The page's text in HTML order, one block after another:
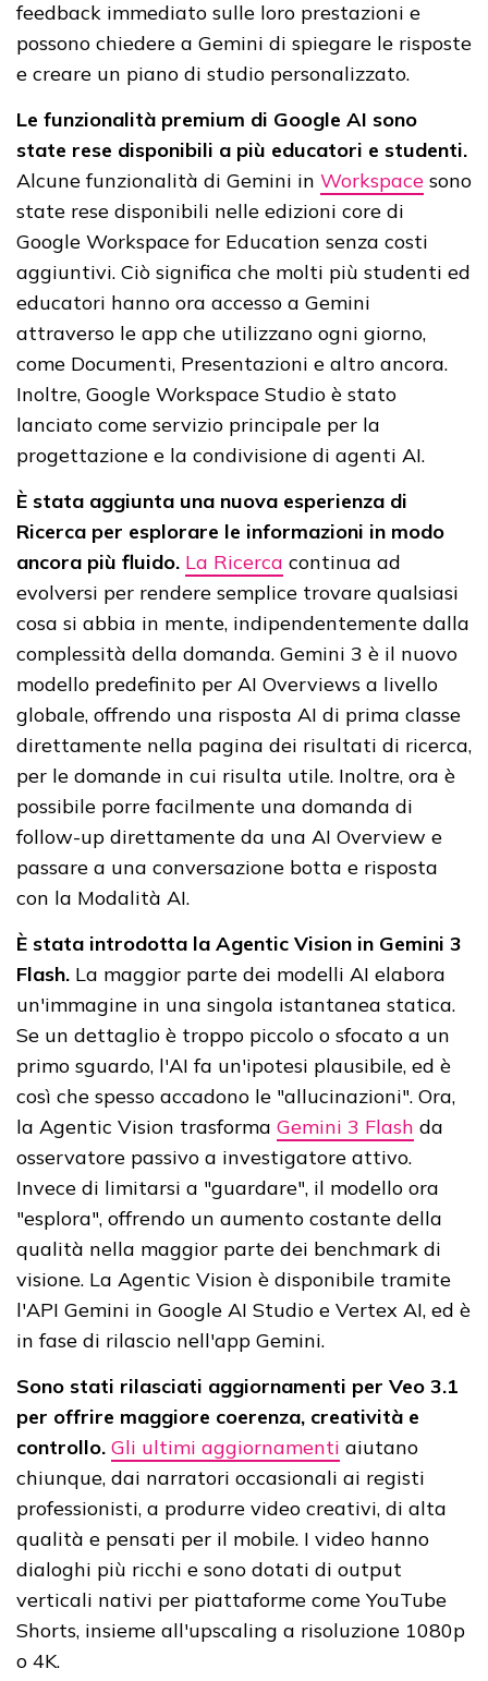
feedback immediato sulle loro prestazioni e
possono chiedere a Gemini di spiegare le risposte
e creare un piano di studio personalizzato.
Le funzionalità premium di Google AI sono
state rese disponibili a più educatori e studenti.
Alcune funzionalità di Gemini in Workspace sono
state rese disponibili nelle edizioni core di
Google Workspace for Education senza costi
aggiuntivi. Ciò significa che molti più studenti ed
educatori hanno ora accesso a Gemini
attraverso le app che utilizzano ogni giorno,
come Documenti, Presentazioni e altro ancora.
Inoltre, Google Workspace Studio è stato
lanciato come servizio principale per la
progettazione e la condivisione di agenti AI.
È stata aggiunta una nuova esperienza di
Ricerca per esplorare le informazioni in modo
ancora più fluido. La Ricerca continua ad
evolversi per rendere semplice trovare qualsiasi
cosa si abbia in mente, indipendentemente dalla
complessità della domanda. Gemini 3 è il nuovo
modello predefinito per AI Overviews a livello
globale, offrendo una risposta AI di prima classe
direttamente nella pagina dei risultati di ricerca,
per le domande in cui risulta utile. Inoltre, ora è
possibile porre facilmente una domanda di
follow-up direttamente da una AI Overview e
passare a una conversazione botta e risposta
con la Modalità AI.
È stata introdotta la Agentic Vision in Gemini 3
Flash. La maggior parte dei modelli AI elabora
un'immagine in una singola istantanea statica.
Se un dettaglio è troppo piccolo o sfocato a un
primo sguardo, l'AI fa un'ipotesi plausibile, ed è
così che spesso accadono le "allucinazioni". Ora,
la Agentic Vision trasforma Gemini 3 Flash da
osservatore passivo a investigatore attivo.
Invece di limitarsi a "guardare", il modello ora
"esplora", offrendo un aumento costante della
qualità nella maggior parte dei benchmark di
visione. La Agentic Vision è disponibile tramite
l'API Gemini in Google AI Studio e Vertex AI, ed è
in fase di rilascio nell'app Gemini.
Sono stati rilasciati aggiornamenti per Veo 3.1
per offrire maggiore coerenza, creatività e
controllo. Gli ultimi aggiornamenti aiutano
chiunque, dai narratori occasionali ai registi
professionisti, a produrre video creativi, di alta
qualità e pensati per il mobile. I video hanno
dialoghi più ricchi e sono dotati di output
verticali nativi per piattaforme come YouTube
Shorts, insieme all'upscaling a risoluzione 1080p
o 4K.